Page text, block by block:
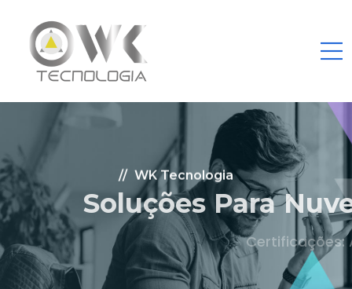
WK Tecnologia
Soluções Para Nuvem.
Certificações: AWS Partner, Microsoft Gold